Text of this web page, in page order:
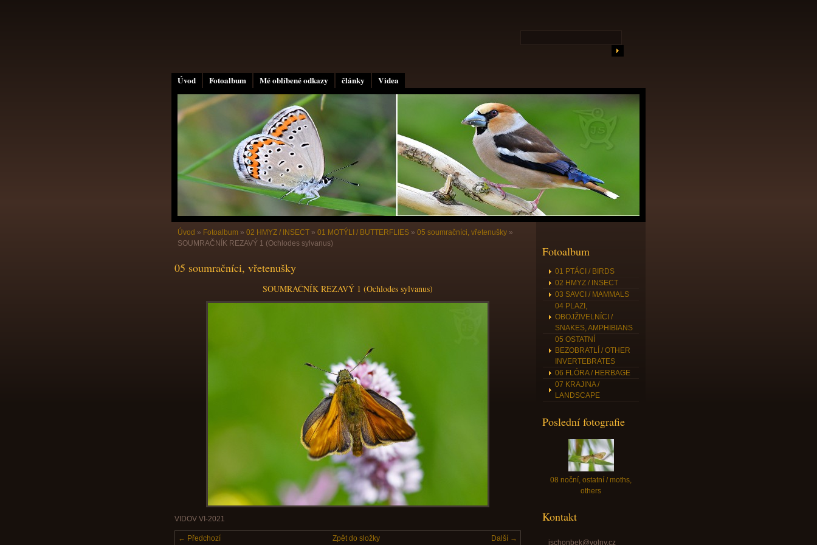
Úvod Fotoalbum Mé oblíbené odkazy články Videa
Úvod » Fotoalbum » 02 HMYZ / INSECT » 01 MOTÝLI / BUTTERFLIES » 05 soumračníci, vřetenušky »
SOUMRAČNÍK REZAVÝ 1 (Ochlodes sylvanus)
05 soumračníci, vřetenušky
SOUMRAČNÍK REZAVÝ 1 (Ochlodes sylvanus)
VIDOV VI-2021
← Předchozí Další →
Zpět do složky
Fotoalbum
01 PTÁCI / BIRDS
02 HMYZ / INSECT
03 SAVCI / MAMMALS
04 PLAZI,
OBOJŽIVELNÍCI /
SNAKES, AMPHIBIANS
05 OSTATNÍ
BEZOBRATLÍ / OTHER
INVERTEBRATES
06 FLÓRA / HERBAGE
07 KRAJINA /
LANDSCAPE
Poslední fotografie
08 noční, ostatní / moths,
others
Kontakt
jschonbek@volny.cz